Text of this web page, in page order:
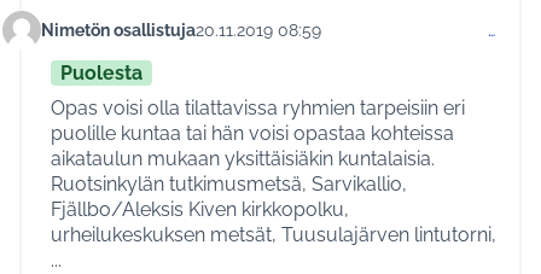
Kommentti 215
Nimetön osallistuja20.11.2019 08:59 …
Puolesta
Opas voisi olla tilattavissa ryhmien tarpeisiin eri
puolille kuntaa tai hän voisi opastaa kohteissa
aikataulun mukaan yksittäisiäkin kuntalaisia.
Ruotsinkylän tutkimusmetsä, Sarvikallio,
Fjällbo/Aleksis Kiven kirkkopolku,
urheilukeskuksen metsät, Tuusulajärven lintutorni,
...